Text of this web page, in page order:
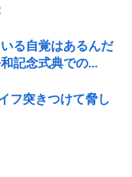
る自覚はあるんだ
記念式典での...
フ突きつけて脅し